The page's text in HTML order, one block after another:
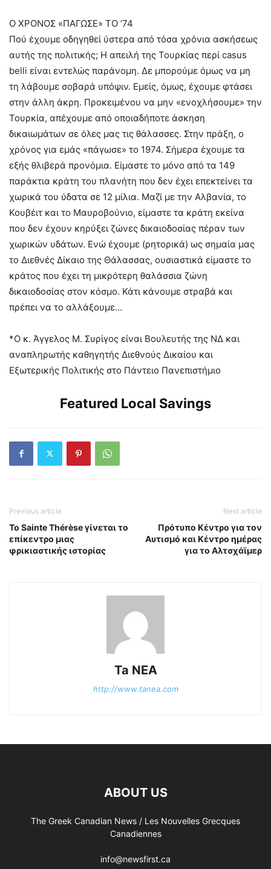
Ο ΧΡΟΝΟΣ «ΠΑΓΩΣΕ» ΤΟ ’74
Πού έχουμε οδηγηθεί ύστερα από τόσα χρόνια ασκήσεως
αυτής της πολιτικής; Η απειλή της Τουρκίας περί casus
belli είναι εντελώς παράνομη. Δε μπορούμε όμως να μη
τη λάβουμε σοβαρά υπόψιν. Εμείς, όμως, έχουμε φτάσει
στην άλλη άκρη. Προκειμένου να μην «ενοχλήσουμε» την
Τουρκία, απέχουμε από οποιαδήποτε άσκηση
δικαιωμάτων σε όλες μας τις θάλασσες. Στην πράξη, ο
χρόνος για εμάς «πάγωσε» το 1974. Σήμερα έχουμε τα
εξής θλιβερά προνόμια. Είμαστε το μόνο από τα 149
παράκτια κράτη του πλανήτη που δεν έχει επεκτείνει τα
χωρικά του ύδατα σε 12 μίλια. Μαζί με την Αλβανία, το
Κουβέιτ και το Μαυροβούνιο, είμαστε τα κράτη εκείνα
που δεν έχουν κηρύξει ζώνες δικαιοδοσίας πέραν των
χωρικών υδάτων. Ενώ έχουμε (ρητορικά) ως σημαία μας
το Διεθνές Δίκαιο της Θάλασσας, ουσιαστικά είμαστε το
κράτος που έχει τη μικρότερη θαλάσσια ζώνη
δικαιοδοσίας στον κόσμο. Κάτι κάνουμε στραβά και
πρέπει να το αλλάξουμε…
*Ο κ. Άγγελος Μ. Συρίγος είναι Βουλευτής της ΝΔ και
αναπληρωτής καθηγητής Διεθνούς Δικαίου και
Εξωτερικής Πολιτικής στο Πάντειο Πανεπιστήμιο
Featured Local Savings
Previous article
Το Sainte Thérèse γίνεται το
επίκεντρο μιας
φρικιαστικής ιστορίας
Next article
Πρότυπο Κέντρο για τον
Αυτισμό και Κέντρο ημέρας
για το Αλτσχάϊμερ
Ta NEA
http://www.tanea.com
ABOUT US
The Greek Canadian News / Les Nouvelles Grecques
Canadiennes
info@newsfirst.ca